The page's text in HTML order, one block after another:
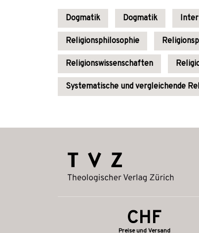
Dogmatik Dogmatik
Religionsphilosophie
Religionswissenschaften
Systematische und vergleichende
CHF
Preise und Versand